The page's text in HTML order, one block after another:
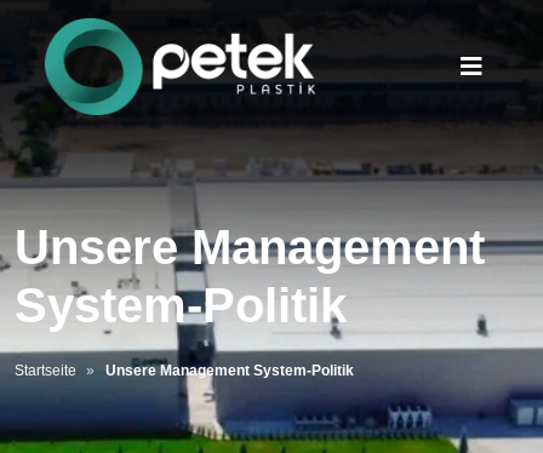
Unsere Management
System-Politik
Startseite Unsere Management System-Politik